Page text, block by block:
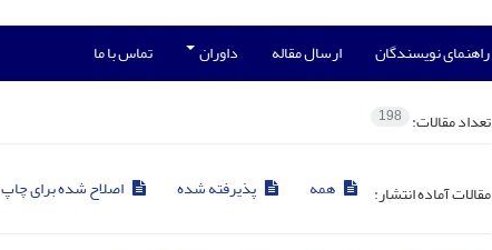
راهنمای نویسندگان ارسال مقاله داوران تماس با ما
تعداد مقالات: 198
مقالات آماده انتشار: همه پذیرفته شده اصلاح شده برای چاپ